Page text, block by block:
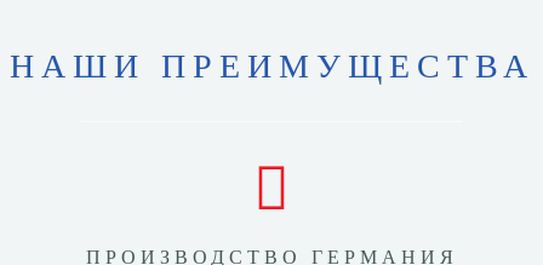
НАШИ ПРЕИМУЩЕСТВА
ПРОИЗВОДСТВО ГЕРМАНИЯ